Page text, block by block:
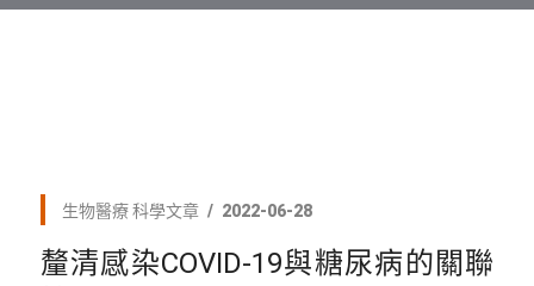
生物醫療 科學文章 2022-06-28
釐清感染COVID-19與糖尿病的關聯